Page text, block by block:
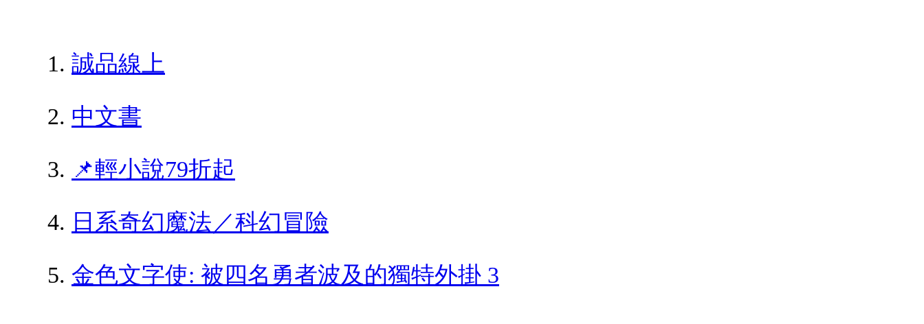
誠品線上
中文書
📌輕小說79折起
日系奇幻魔法／科幻冒險
金色文字使: 被四名勇者波及的獨特外掛 3